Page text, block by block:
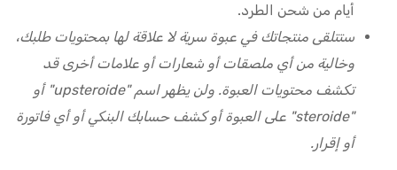
أيام من شحن الطرد.
ستتلقى منتجاتك في عبوة سرية لا علاقة لها بمحتويات طلبك،
وخالية من أي ملصقات أو شعارات أو علامات أخرى قد
تكشف محتويات العبوة. ولن يظهر اسم "upsteroide" أو
"steroide" على العبوة أو كشف حسابك البنكي أو أي فاتورة
أو إقرار.